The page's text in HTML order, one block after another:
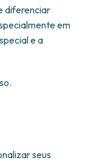
diferenciar
em
e a
seus